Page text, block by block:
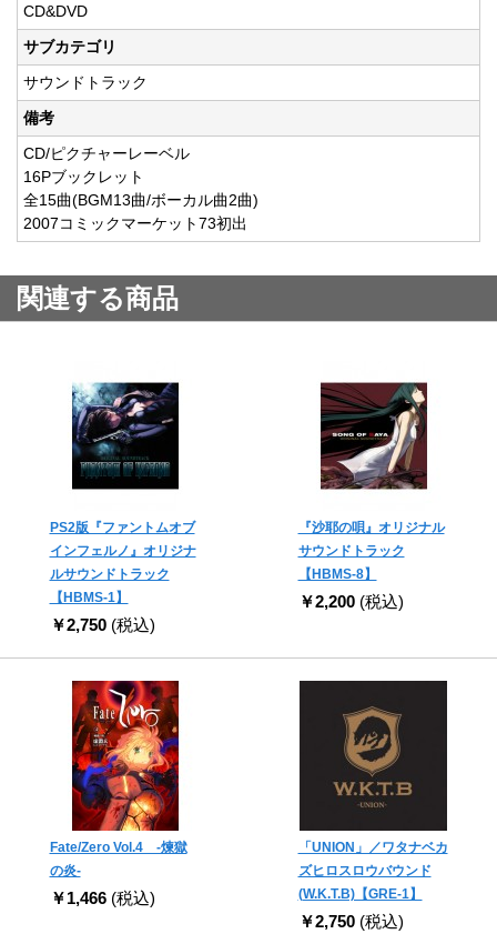
CD&DVD
サブカテゴリ
サウンドトラック
備考
CD/ピクチャーレーベル
16Pブックレット
全15曲(BGM13曲/ボーカル曲2曲)
2007コミックマーケット73初出
関連する商品
PS2版『ファントムオブ
インフェルノ』オリジナ
ルサウンドトラック
【HBMS-1】
￥2,750 (税込)
『沙耶の唄』オリジナル
サウンドトラック
【HBMS-8】
￥2,200 (税込)
Fate/Zero Vol.4 -煉獄
の炎-
￥1,466 (税込)
「UNION」／ワタナベカ
ズヒロスロウバウンド
(W.K.T.B)【GRE-1】
￥2,750 (税込)